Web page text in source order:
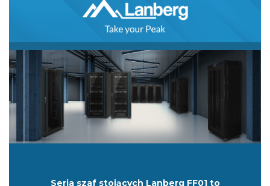
Seria szaf stojących Lanberg FF01 to